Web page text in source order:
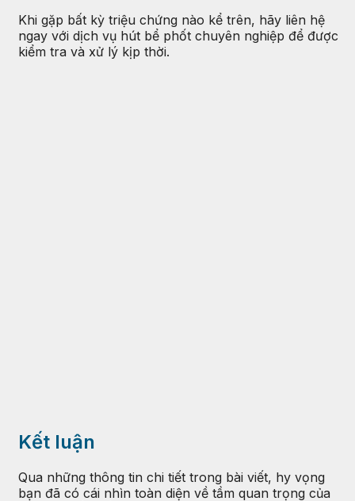
Khi gặp bất kỳ triệu chứng nào kể trên, hãy liên hệ
ngay với dịch vụ hút bể phốt chuyên nghiệp để được
kiểm tra và xử lý kịp thời.
Kết luận
Qua những thông tin chi tiết trong bài viết, hy vọng
bạn đã có cái nhìn toàn diện về tầm quan trọng của